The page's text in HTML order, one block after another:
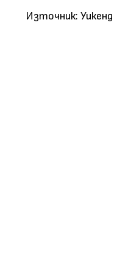
Източник: Уикенд